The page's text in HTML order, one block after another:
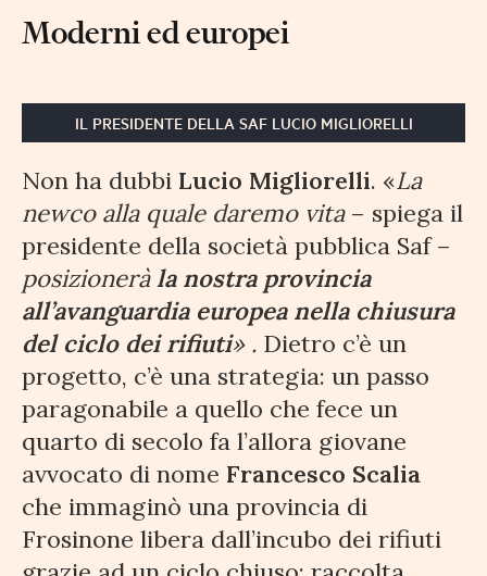
Moderni ed europei
IL PRESIDENTE DELLA SAF LUCIO MIGLIORELLI
Non ha dubbi Lucio Migliorelli. «La
newco alla quale daremo vita – spiega il
presidente della società pubblica Saf –
posizioneràla nostra provincia
all’avanguardia europea nella chiusura
del ciclo dei rifiuti» . Dietro c’è un
progetto, c’è una strategia: un passo
paragonabile a quello che fece un
quarto di secolo fa l’allora giovane
avvocato di nome Francesco Scalia
che immaginò una provincia di
Frosinone libera dall’incubo dei rifiuti